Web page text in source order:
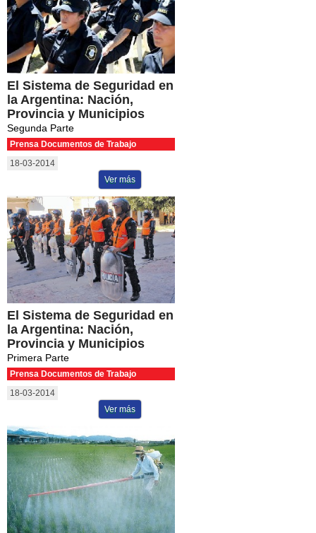
El Sistema de Seguridad en
la Argentina: Nación,
Provincia y Municipios
Segunda Parte
Prensa Documentos de Trabajo
18-03-2014
Ver más
El Sistema de Seguridad en
la Argentina: Nación,
Provincia y Municipios
Primera Parte
Prensa Documentos de Trabajo
18-03-2014
Ver más